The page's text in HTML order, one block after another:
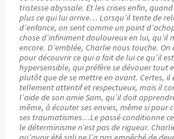
tristesse abyssale. Et les crises enfin,
plus ce qui lui arrive… Lorsqu’il tente de
d’enfance, on sent comme un point
chose d’infiniment douloureux en lui, qu’il
encore. D’emblée, Charlie nous touche. On
pour découvrir ce qui a fait de lui ce qu’il
hypersensible, qui préfère se dévouer tout
plutôt que de se mettre en avant. Certes, il
tellement attentif et respectueux, mais il
l’aide de son amie Sam, qu’il doit
même, à écouter ses envies, même si pour
ses traumatismes…Le passé conditionne
le déterminisme n’est pas de rigueur.